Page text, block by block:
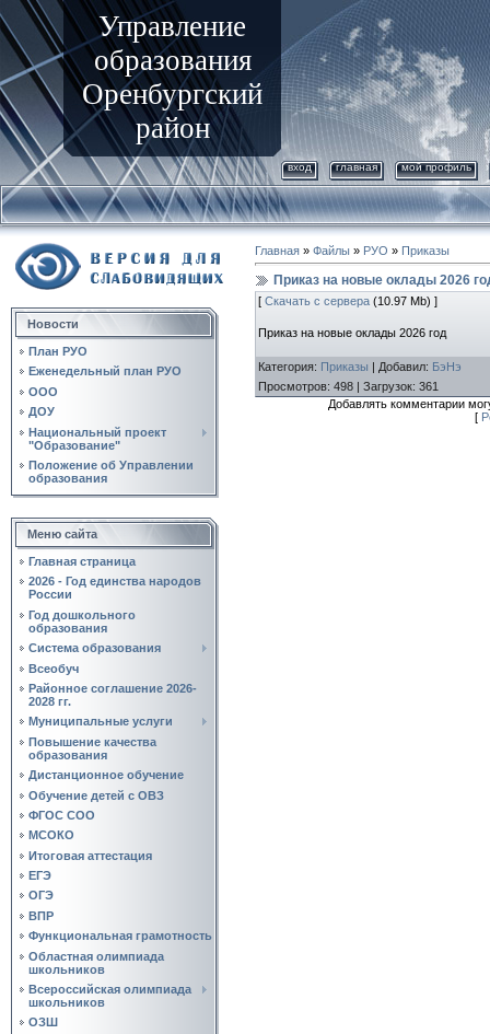
Управление
образования
Оренбургский
район
вход главная мой профиль
Новости
План РУО
Еженедельный план РУО
ООО
ДОУ
Национальный проект
"Образование"
Положение об Управлении
образования
Меню сайта
Главная страница
2026 - Год единства народов
России
Год дошкольного
образования
Система образования
Всеобуч
Районное соглашение 2026-
2028 гг.
Муниципальные услуги
Повышение качества
образования
Дистанционное обучение
Обучение детей с ОВЗ
ФГОС СОО
МСОКО
Итоговая аттестация
ЕГЭ
ОГЭ
ВПР
Функциональная грамотность
Областная олимпиада
школьников
Всероссийская олимпиада
школьников
ОЗШ
Главная » Файлы » РУО » Приказы
Приказ на новые оклады 2026
[ Скачать с сервера (10.97 Mb) ]
Приказ на новые оклады 2026 год
Категория: Приказы | Добавил: БэНэ
Просмотров: 498 | Загрузок: 361
Добавлять комментарии
[